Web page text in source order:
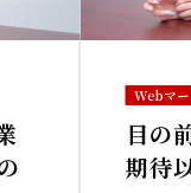
Webマ
目の
期待